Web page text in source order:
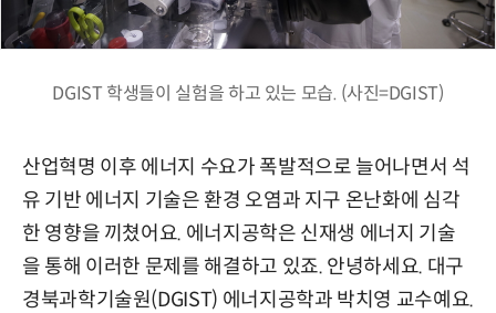
DGIST 학생들이 실험을 하고 있는 모습. (사진=DGIST)
산업혁명 이후 에너지 수요가 폭발적으로 늘어나면서 석
유 기반 에너지 기술은 환경 오염과 지구 온난화에 심각
한 영향을 끼쳤어요. 에너지공학은 신재생 에너지 기술
을 통해 이러한 문제를 해결하고 있죠. 안녕하세요. 대구
경북과학기술원(DGIST) 에너지공학과 박치영 교수예요.